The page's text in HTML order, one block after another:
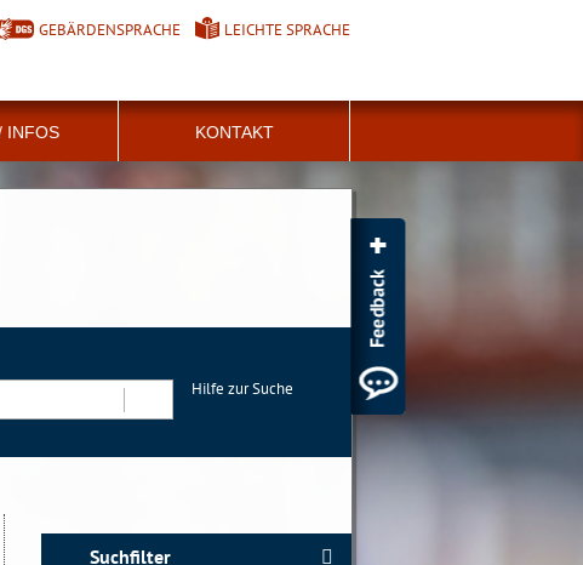
GEBÄRDENSPRACHE LEICHTE SPRACHE
INFOS KONTAKT
Hilfe zur Suche
Suchfilter